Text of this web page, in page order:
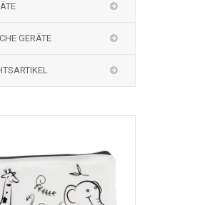
GERÄTE